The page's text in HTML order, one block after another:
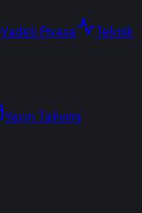
Vadeli Piyasa
Teknik
Yayın Takvimi